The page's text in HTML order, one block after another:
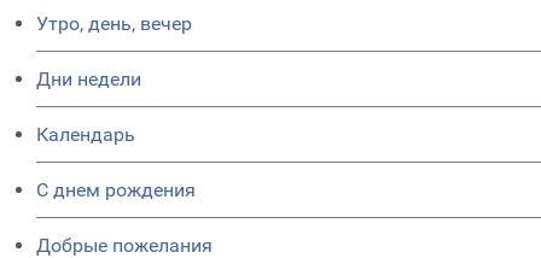
Утро, день, вечер
Дни недели
Календарь
C днем рождения
Добрые пожелания